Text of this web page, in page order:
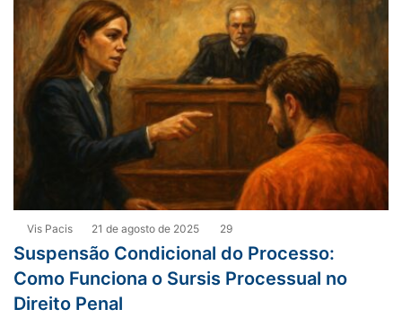
Vis Pacis 21 de agosto de 2025 29
Suspensão Condicional do Processo:
Como Funciona o Sursis Processual no
Direito Penal